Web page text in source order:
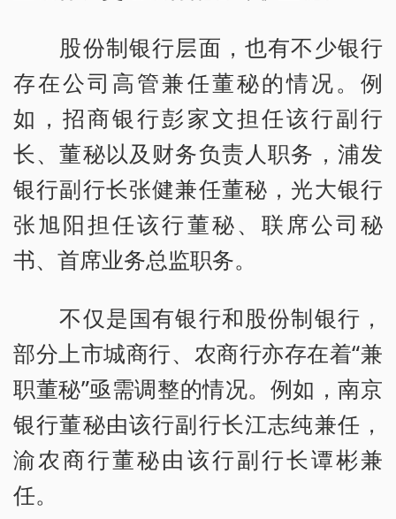
股份制银行层面，也有不少银行
存在公司高管兼任董秘的情况。例
如，招商银行彭家文担任该行副行
长、董秘以及财务负责人职务，浦发
银行副行长张健兼任董秘，光大银行
张旭阳担任该行董秘、联席公司秘
书、首席业务总监职务。
不仅是国有银行和股份制银行，
部分上市城商行、农商行亦存在着“兼
职董秘”亟需调整的情况。例如，南京
银行董秘由该行副行长江志纯兼任，
渝农商行董秘由该行副行长谭彬兼
任。